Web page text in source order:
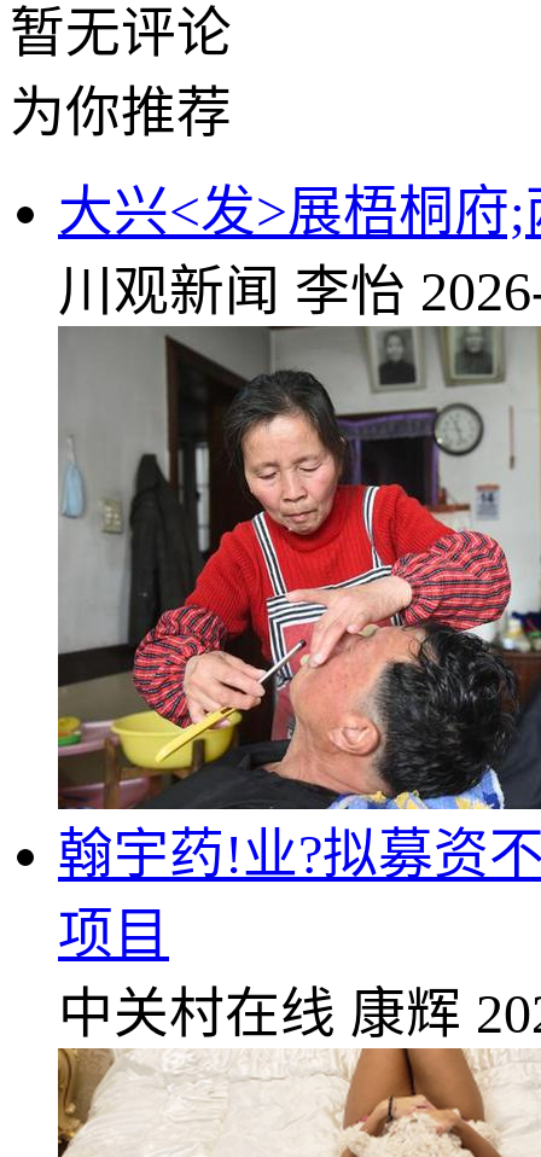
暂无评论
为你推荐
大兴<发>展梧桐府
川观新闻 李怡
翰宇药!业?拟募资
项目
中关村在线 康辉